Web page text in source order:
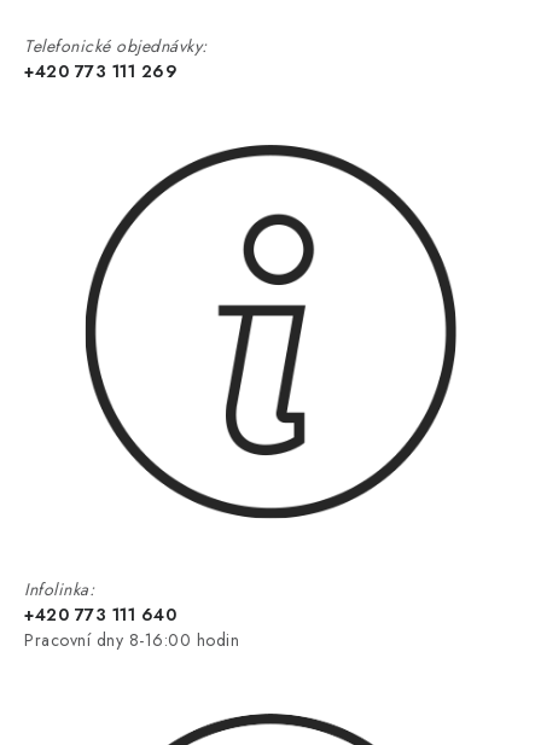
Telefonické objednávky:
+420 773 111 269
Infolinka:
+420 773 111 640
Pracovní dny 8-16:00 hodin